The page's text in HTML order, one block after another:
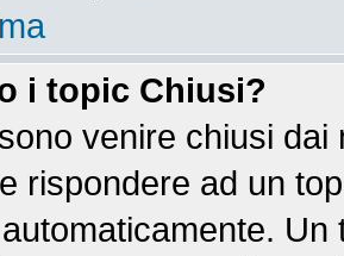
i topic Chiusi?
venire chiusi
rispondere ad un